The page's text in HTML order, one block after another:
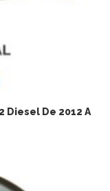
Diesel De 2012 A